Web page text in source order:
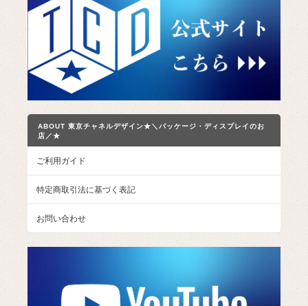
ABOUT 東京チャネルデザイン★＼パッケージ・ディスプレイのお
店／★
ご利用ガイド
特定商取引法に基づく表記
お問い合わせ